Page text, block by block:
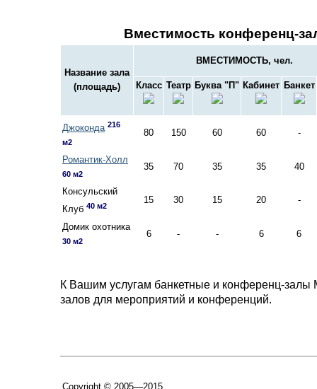
Вместимость конференц-
Название зала
(площадь)
ВМЕСТИМОСТЬ, чел.
Класс Театр Буква "П" Кабинет Банкет
Джоконда 216
м2
80 150 60 60 -
Романтик-Холл
60 м2
35 70 35 35 40
Консульский
Клуб 40 м2
15 30 15 20 -
Домик охотника
30 м2
6 - - 6 6
К Вашим услугам банкетные и конференц-залы
залов для мероприятий и конференций.
Copyright © 2005—2015